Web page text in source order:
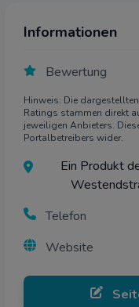
Informationen
Bewertung
Hinweis: Die
Ratings stammen direkt
jeweiligen Anbieters.
Portalbetreibers wider.
Ein Produkt
Telefon
Website